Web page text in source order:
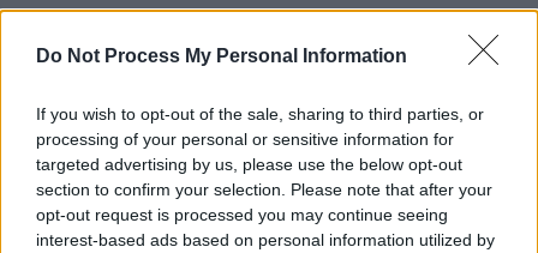
Do Not Process My Personal Information
If you wish to opt-out of the sale, sharing to third parties, or
processing of your personal or sensitive information for
targeted advertising by us, please use the below opt-out
section to confirm your selection. Please note that after your
opt-out request is processed you may continue seeing
interest-based ads based on personal information utilized by
ΔΙΑΒΑΣΤΕ ΕΠΙΣΗΣ
Πολιτική|28.11.2024 12:49
Αποχώρησε από την ΚΟ του ΣΥΡΙΖΑ ο
Γιάννης Σαρακιώτης: Η δήλωσή του –
Τι απαντά η Κουμουνδούρου